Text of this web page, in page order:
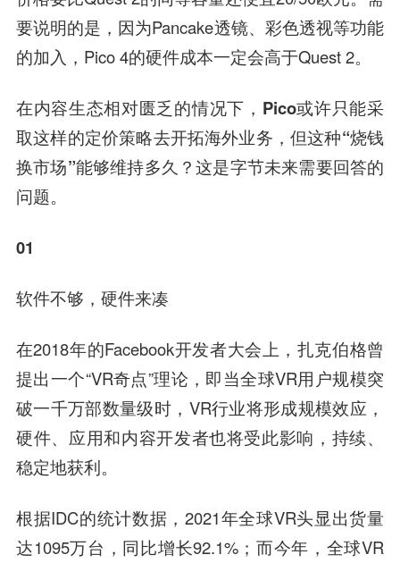
要说明的是，因为Pancake透镜、彩色透视等功能
的加入，Pico 4的硬件成本一定会高于Quest 2。
在内容生态相对匮乏的情况下，Pico或许只能采
取这样的定价策略去开拓海外业务，但这种“烧钱
换市场”能够维持多久？这是字节未来需要回答的
问题。
01
软件不够，硬件来凑
在2018年的Facebook开发者大会上，扎克伯格曾
提出一个“VR奇点”理论，即当全球VR用户规模突
破一千万部数量级时，VR行业将形成规模效应，
硬件、应用和内容开发者也将受此影响，持续、
稳定地获利。
根据IDC的统计数据，2021年全球VR头显出货量
达1095万台，同比增长92.1%；而今年，全球VR